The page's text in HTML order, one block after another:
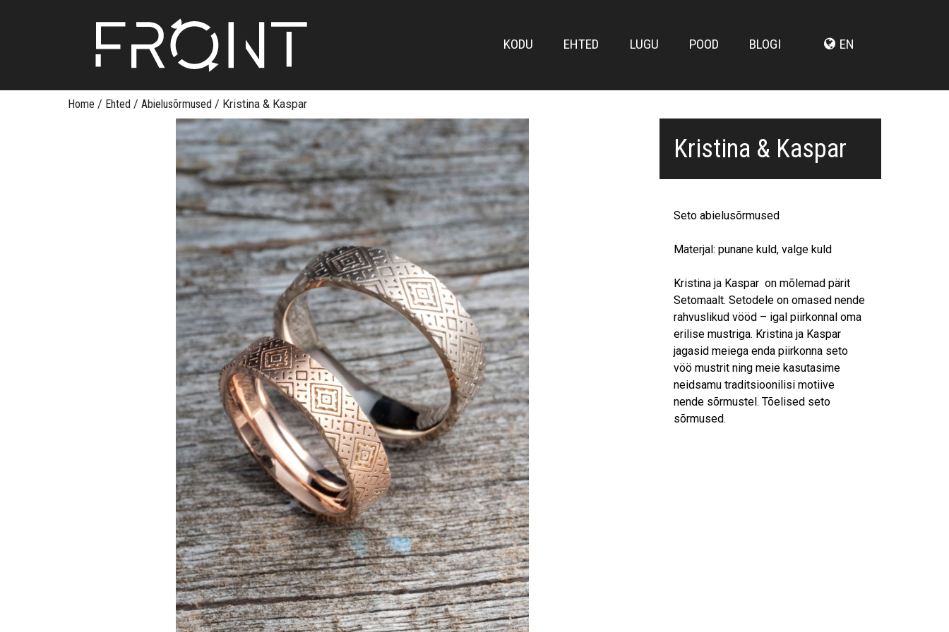
KODU EHTED LUGU POOD BLOGI EN
Home / Ehted / Abielusõrmused / Kristina & Kaspar
Kristina & Kaspar
Seto abielusõrmused
Materjal: punane kuld, valge kuld
Kristina ja Kaspar on mõlemad pärit
Setomaalt. Setodele on omased nende
rahvuslikud vööd – igal piirkonnal oma
erilise mustriga. Kristina ja Kaspar
jagasid meiega enda piirkonna seto
vöö mustrit ning meie kasutasime
neidsamu traditsioonilisi motiive
nende sõrmustel. Tõelised seto
sõrmused.